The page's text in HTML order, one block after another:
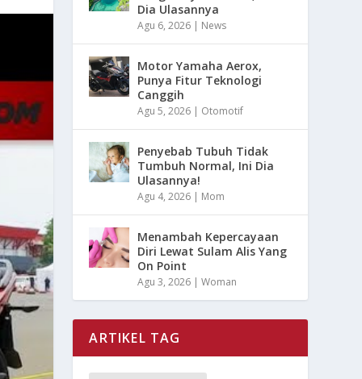
Dia Ulasannya
Agu 6, 2026 | News
Motor Yamaha Aerox,
Punya Fitur Teknologi
Canggih
Agu 5, 2026 | Otomotif
Penyebab Tubuh Tidak
Tumbuh Normal, Ini Dia
Ulasannya!
Agu 4, 2026 | Mom
Menambah Kepercayaan
Diri Lewat Sulam Alis Yang
On Point
Agu 3, 2026 |Woman
ARTIKEL TAG